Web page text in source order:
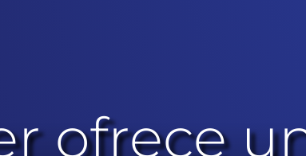
ofrece